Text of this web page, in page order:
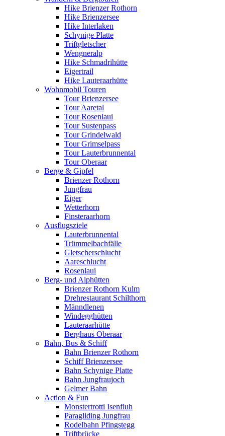
Hike Brienzer Rothorn
Hike Brienzersee
Hike Interlaken
Schynige Platte
Triftgletscher
Wengneralp
Hike Schmadrihütte
Eigertrail
Hike Lauteraarhütte
Wohnmobil Touren
Tour Brienzersee
Tour Aaretal
Tour Rosenlaui
Tour Sustenpass
Tour Grindelwald
Tour Grimselpass
Tour Lauterbrunnental
Tour Oberaar
Berge & Gipfel
Brienzer Rothorn
Jungfrau
Eiger
Wetterhorn
Finsteraarhorn
Ausflugsziele
Lauterbrunnental
Trümmelbachfälle
Gletscherschlucht
Aareschlucht
Rosenlaui
Berg- und Alphütten
Brienzer Rothorn Kulm
Drehrestaurant Schilthorn
Männdlenen
Windegghütten
Lauteraarhütte
Berghaus Oberaar
Bahn, Bus & Schiff
Bahn Brienzer Rothorn
Schiff Brienzersee
Bahn Schynige Platte
Bahn Jungfraujoch
Gelmer Bahn
Action & Fun
Monstertrotti Isenfluh
Paragliding Jungfrau
Rodelbahn Pfingstegg
Triftbrücke